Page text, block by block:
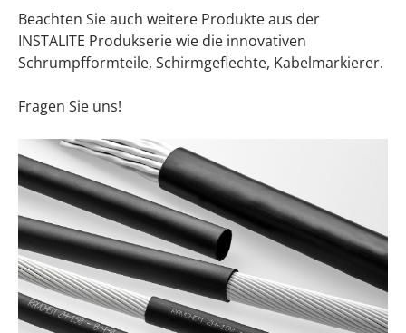
Beachten Sie auch weitere Produkte aus der
INSTALITE Produkserie wie die innovativen
Schrumpfformteile, Schirmgeflechte, Kabelmarkierer.
Fragen Sie uns!